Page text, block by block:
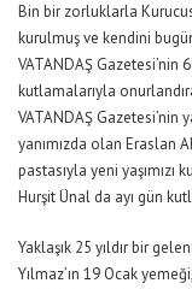
Bin bir zorluklarla
kurulmuş ve kendini
VATANDAŞ Gazetesi’nin
kutlamalarıyla
VATANDAŞ
yanımızda olan Eraslan
pastasıyla yeni yaşımızı
Hurşit Ünal da ayı gün
Yaklaşık 25 yıldır bir
Yılmaz’ın 19 Ocak